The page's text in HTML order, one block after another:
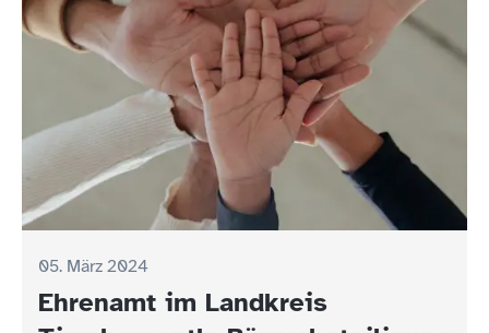
05. März 2024
Ehrenamt im Landkreis